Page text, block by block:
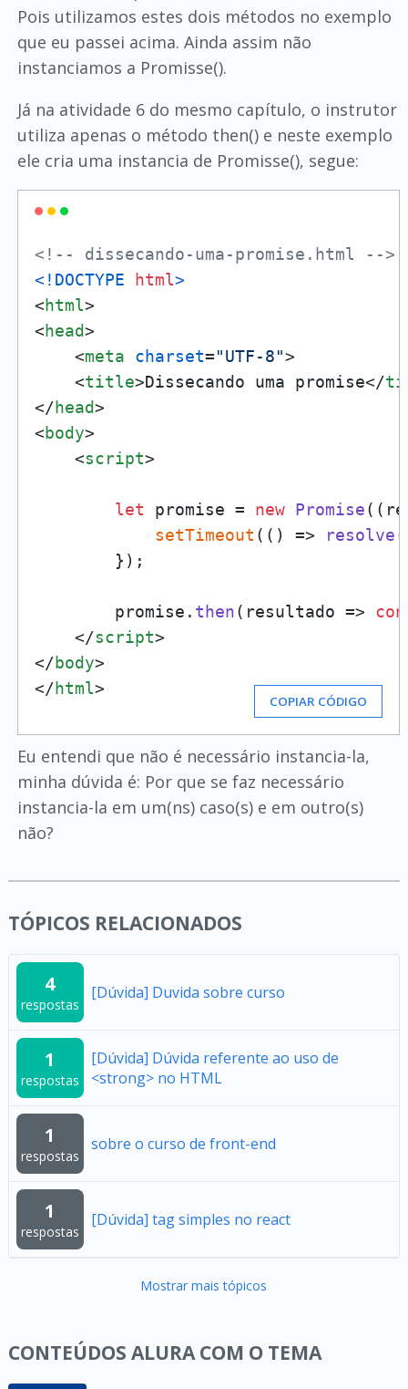
Pois utilizamos estes dois métodos no exemplo
que eu passei acima. Ainda assim não
instanciamos a Promisse().
Já na atividade 6 do mesmo capítulo, o instrutor
utiliza apenas o método then() e neste exemplo
ele cria uma instancia de Promisse(), segue:
<!-- dissecando-uma-promise.html -->
<!DOCTYPE
html>
<html>
<head>
<meta charset="UTF-8">
<title>Dissecando uma promise</
</head>
<body>
<script>
let promise = new Promise( (
setTimeout ( () => resolve(
        });
        promise.
then( resultado =>
</script>
</body>
</html>
COPIAR CÓDIGO
Eu entendi que não é necessário instancia-la,
minha dúvida é: Por que se faz necessário
instancia-la em um(ns) caso(s) e em outro(s)
não?
TÓPICOS RELACIONADOS
4
respostas
[Dúvida] Duvida sobre curso
1
respostas
[Dúvida] Dúvida referente ao uso de
<strong> no HTML
1
respostas
sobre o curso de front-end
1
respostas
[Dúvida] tag simples no react
Mostrar mais tópicos
CONTEÚDOS ALURA COM O TEMA